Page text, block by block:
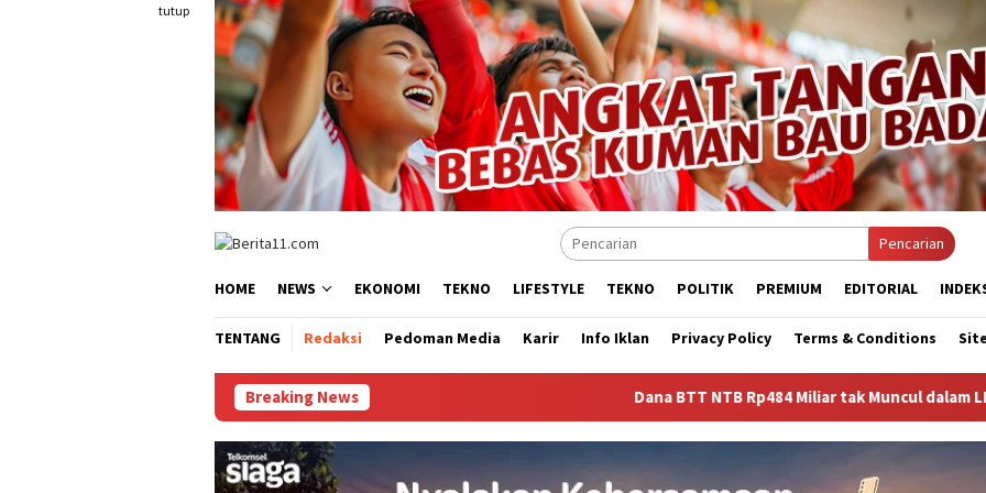
tutup
Pencarian
HOME NEWS EKONOMI TEKNO LIFESTYLE TEKNO POLITIK PREMIUM EDITORIAL
TENTANG Redaksi Pedoman Media Karir Info Iklan Privacy Policy Terms & Conditions
Breaking News Dana BTT NTB Rp484 Miliar tak Muncul dalam LHP BPK,